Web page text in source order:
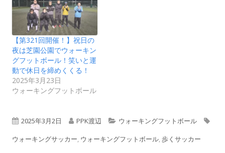
【第321回開催！】祝日の
夜は芝園公園でウォーキン
グフットボール！笑いと運
動で休日を締めくくる！
2025年3月23日
ウォーキングフットボール
公
開
2025年3月2日
作
成
PPK渡辺
カ
テ
ウォーキングフットボール
ウォーキングサッカー, ウォーキングフットボール,歩くサッカー